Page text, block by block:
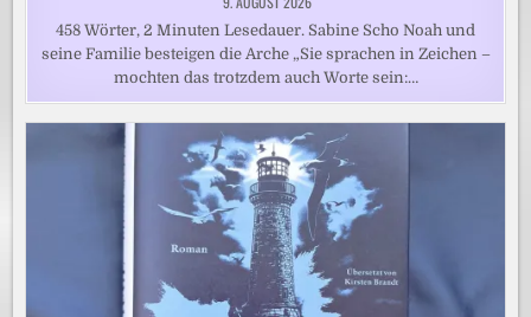
458 Wörter, 2 Minuten Lesedauer. Sabine Scho Noah und
seine Familie besteigen die Arche „Sie sprachen in Zeichen –
mochten das trotzdem auch Worte sein:…